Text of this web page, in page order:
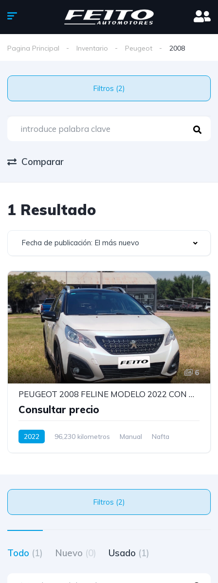
Pagina Principal Inventario Peugeot 2008
Filtros (2)
Comparar
1 Resultado
Fecha de publicación: El más nuevo
6
PEUGEOT 2008 FELINE MODELO 2022 CON MOTOR 1.6
Consultar precio
2022 96,230 kilometros Manual Nafta
Filtros (2)
Todo (1) Nuevo (0) Usado (1)